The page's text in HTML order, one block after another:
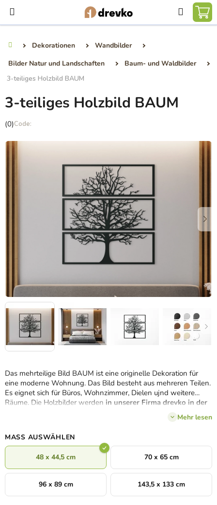
Inhalt
springen
Suchen
Dekorationen
Wandbilder
Bilder Natur und Landschaften
Baum- und Waldbilder
3-teiliges Holzbild BAUM
Das mehrteilige Bild BAUM ist eine originelle Dekoration für
eine moderne Wohnung. Das Bild besteht aus mehreren Teilen.
Es eignet sich für Büros, Wohnzimmer, Dielen ujnd weitere
Räume. Die Holzbilder werden in unserer Firma drevko in der
Mehr lesen
MASS AUSWÄHLEN
48 x 44,5 cm 70 x 65 cm
96 x 89 cm 143,5 x 133 cm
3-teiliges Holzbild BAUM
Die
Produktbewertung
ist
(0)